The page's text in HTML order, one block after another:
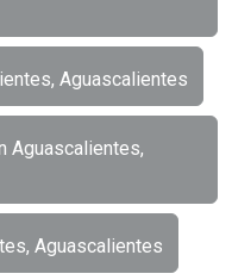
Aguascalientes
Aguascalientes,
Aguascalientes